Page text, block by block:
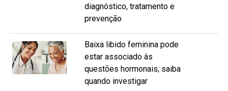
diagnóstico, tratamento e
prevenção
Baixa libido feminina pode
estar associado às
questões hormonais; saiba
quando investigar